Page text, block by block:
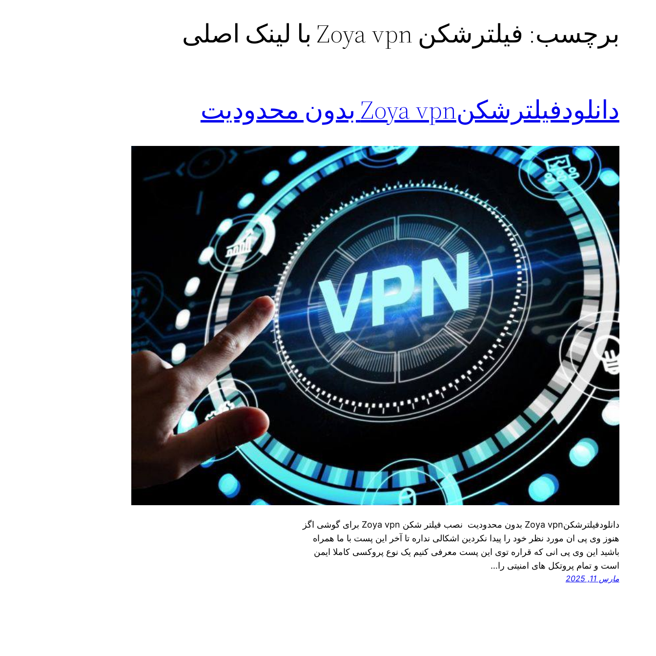
برچسب: فیلترشکن Zoya vpn با لینک اصلی
دانلودفیلترشکنZoya vpn بدون محدودیت
دانلودفیلترشکنZoya vpn بدون محدودیت نصب فیلتر شکن Zoya vpn برای گوشی اگز
هنوز وی پی ان مورد نظر خود را پیدا نکردین اشکالی نداره تا آخر این پست با ما همراه
باشید این وی پی انی که قراره توی اين پست معرفی کنیم یک نوع پروکسی کاملا ایمن
است و تمام پروتکل های امنیتی را…
مارس 11, 2025